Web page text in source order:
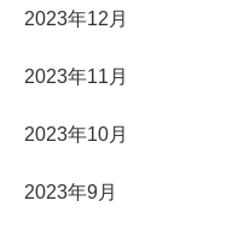
2023年12月
2023年11月
2023年10月
2023年9月